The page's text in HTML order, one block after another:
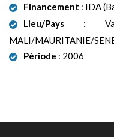
Financement : IDA
Lieu/Pays :
MALI/MAURITANIE/
Période : 2006